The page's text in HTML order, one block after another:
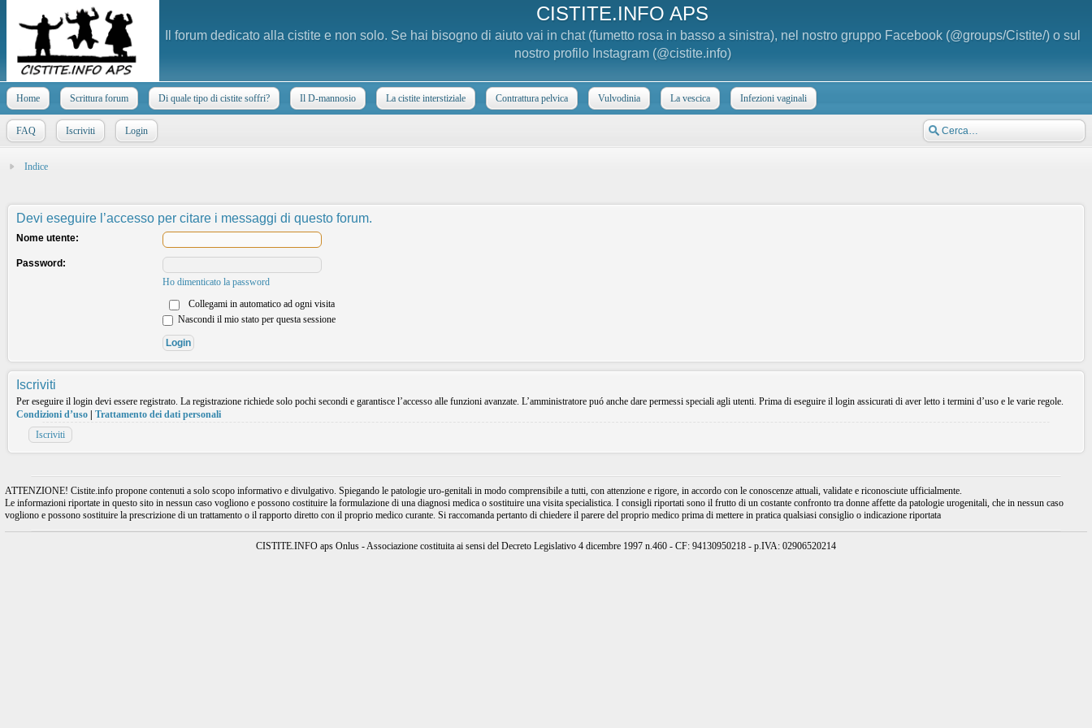
CISTITE.INFO APS
Il forum dedicato alla cistite e non solo. Se hai bisogno di aiuto vai in chat (fumetto rosa in basso a sinistra), nel nostro gruppo Facebook (@groups/Cistite/) o sul
nostro profilo Instagram (@cistite.info)
Home Scrittura forum Di quale tipo di cistite soffri? Il D-mannosio La cistite interstiziale Contrattura pelvica Vulvodinia La vescica Infezioni vaginali
FAQ Iscriviti Login
Indice
Devi eseguire l’accesso per citare i messaggi di questo forum.
Nome utente:
Password:
Ho dimenticato la password
Collegami in automatico ad ogni visita
Nascondi il mio stato per questa sessione
Iscriviti
Per eseguire il login devi essere registrato. La registrazione richiede solo pochi secondi e garantisce l’accesso alle funzioni avanzate. L’amministratore puó anche dare permessi speciali agli utenti. Prima di eseguire il login assicurati di aver letto i termini d’uso e le varie regole.
Condizioni d’uso
Trattamento dei dati personali
Iscriviti
ATTENZIONE! Cistite.info propone contenuti a solo scopo informativo e divulgativo. Spiegando le patologie uro-genitali in modo comprensibile a tutti, con attenzione e rigore, in accordo con le conoscenze attuali, validate e riconosciute ufficialmente.
Le informazioni riportate in questo sito in nessun caso vogliono e possono costituire la formulazione di una diagnosi medica o sostituire una visita specialistica. I consigli riportati sono il frutto di un costante confronto tra donne affette da patologie urogenitali, che in nessun caso
vogliono e possono sostituire la prescrizione di un trattamento o il rapporto diretto con il proprio medico curante. Si raccomanda pertanto di chiedere il parere del proprio medico prima di mettere in pratica qualsiasi consiglio o indicazione riportata
CISTITE.INFO aps Onlus - Associazione costituita ai sensi del Decreto Legislativo 4 dicembre 1997 n.460 - CF: 94130950218 - p.IVA: 02906520214